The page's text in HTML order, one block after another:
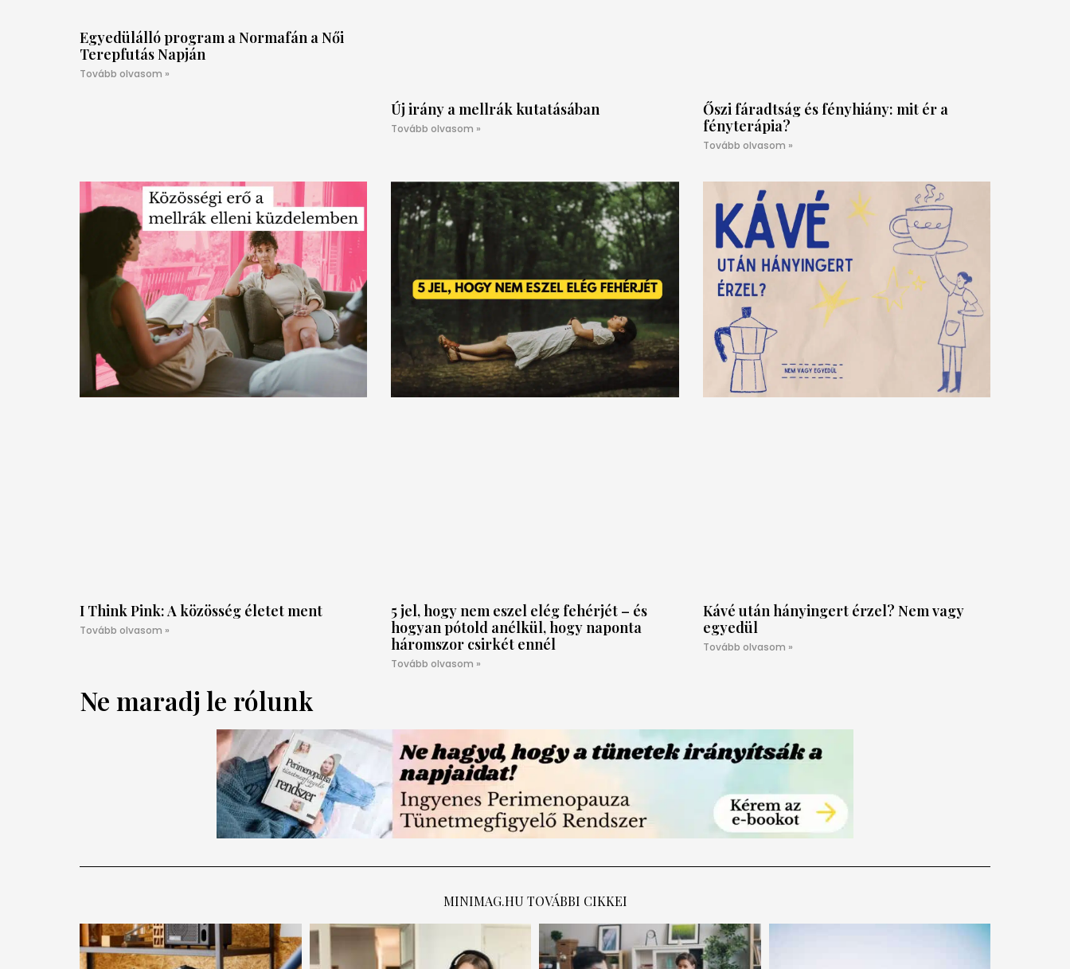
Egyedülálló program a Normafán a Női
Terepfutás Napján
Tovább olvasom »
Új irány a mellrák kutatásában
Tovább olvasom »
Őszi fáradtság és fényhiány: mit ér a
fényterápia?
Tovább olvasom »
I Think Pink: A közösség életet ment
Tovább olvasom »
5 jel, hogy nem eszel elég fehérjét – és
hogyan pótold anélkül, hogy naponta
háromszor csirkét ennél
Tovább olvasom »
Kávé után hányingert érzel? Nem vagy
egyedül
Tovább olvasom »
Ne maradj le rólunk
MINIMAG.HU TOVÁBBI CIKKEI